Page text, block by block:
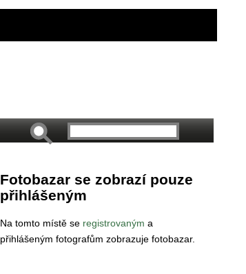
Fotobazar se zobrazí pouze
přihlášeným
Na tomto místě se registrovaným a
přihlášeným fotografům zobrazuje fotobazar.